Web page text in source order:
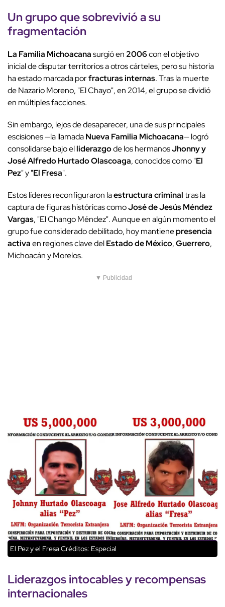
Un grupo que sobrevivió a su
fragmentación
La Familia Michoacanasurgió en 2006con el objetivo
inicial de disputar territorios a otros cárteles, pero su historia
ha estado marcada porfracturas internas. Tras la muerte
de Nazario Moreno, "El Chayo", en 2014, el grupo se dividió
en múltiples facciones.
Sin embargo, lejos de desaparecer, una de sus principales
escisiones —la llamadaNueva Familia Michoacana— logró
consolidarse bajo elliderazgode los hermanosJhonny y
José Alfredo Hurtado Olascoaga, conocidos como "El
Pez" y "El Fresa".
Estos líderes reconfiguraron laestructura criminaltras la
captura de figuras históricas comoJosé de Jesús Méndez
Vargas, "El Chango Méndez". Aunque en algún momento el
grupo fue considerado debilitado, hoy mantienepresencia
activaen regiones clave delEstado de México,Guerrero,
Michoacán y Morelos.
▼ Publicidad
El Pez y el FresaCréditos: Especial
Liderazgos intocables y recompensas
internacionales